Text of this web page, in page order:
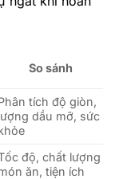
So sánh
tích độ giòn,
dầu mỡ, sức
độ, chất lượng
ăn, tiện ích